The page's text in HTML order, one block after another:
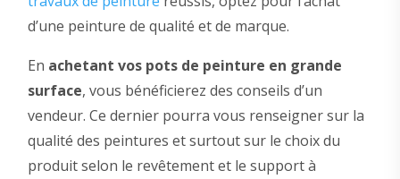
d’une peinture de qualité et de marque.
En achetant vos pots de peinture en grande
surface, vous bénéficierez des conseils d’un
vendeur. Ce dernier pourra vous renseigner sur la
qualité des peintures et surtout sur le choix du
produit selon le revêtement et le support à